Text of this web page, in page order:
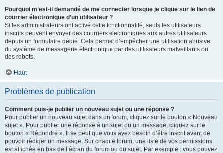
Pourquoi m’est-il demandé de me connecter lorsque je clique sur le lien de
courrier électronique d’un utilisateur ?
Si les administrateurs ont activé cette fonctionnalité, seuls les utilisateurs
inscrits peuvent envoyer des courriers électroniques aux autres utilisateurs
depuis un formulaire dédié. Cela permet d’empêcher une utilisation abusive
du système de messagerie électronique par des utilisateurs malveillants ou
des robots.
Haut
Problèmes de publication
Comment puis-je publier un nouveau sujet ou une réponse ?
Pour publier un nouveau sujet dans un forum, cliquez sur le bouton « Nouveau
sujet ». Pour publier une réponse à un sujet ou un message, cliquez sur le
bouton « Répondre ». Il se peut que vous ayez besoin d’être inscrit avant de
pouvoir rédiger un message. Sur chaque forum, une liste de vos permissions
est affichée en bas de l’écran du forum ou du sujet. Par exemple : vous pouvez